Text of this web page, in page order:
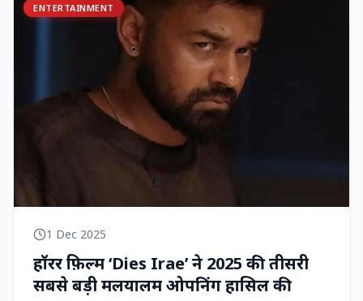
ENTERTAINMENT
1 Dec 2025
हॉरर फ़िल्म ‘Dies Irae’ ने 2025 की तीसरी
सबसे बड़ी मलयालम ओपनिंग हासिल की